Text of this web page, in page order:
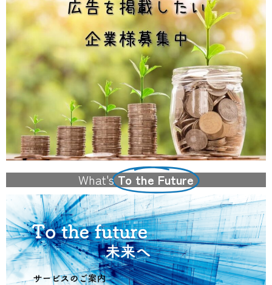
What's To the Future